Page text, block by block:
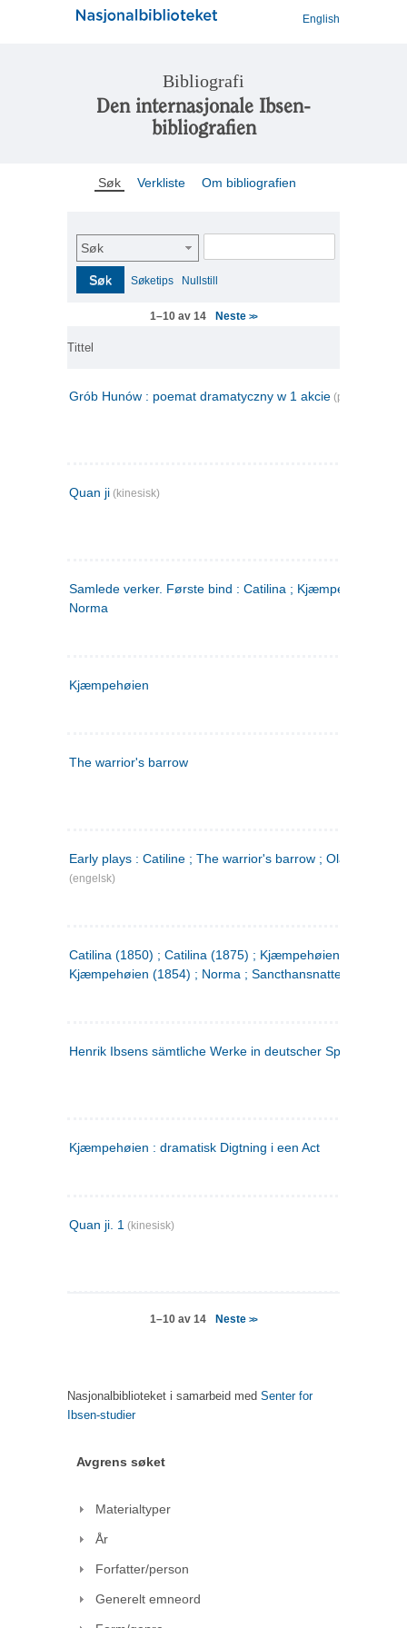
English
Bibliografi
Den internasjonale Ibsen-
bibliografien
Søk Verkliste Om bibliografien
Søk
Søk Søketips Nullstill
1–10 av 14 Neste>>
Tittel
Grób Hunów : poemat dramatyczny w 1 akcie (polsk)
Quan ji (kinesisk)
Samlede verker. Første bind : Catilina ; Kjæmpehøien ;
Norma
Kjæmpehøien
The warrior's barrow
Early plays : Catiline ; The warrior's barrow ; Olaf Liljekrans
(engelsk)
Catilina (1850) ; Catilina (1875) ; Kjæmpehøien (1850) ;
Kjæmpehøien (1854) ; Norma ; Sancthansnatten
Henrik Ibsens sämtliche Werke in deutscher Sprache. 2
Kjæmpehøien : dramatisk Digtning i een Act
Quan ji. 1 (kinesisk)
1–10 av 14 Neste>>
Nasjonalbiblioteket i samarbeid med Senter for
Ibsen-studier
Avgrens søket
Materialtyper
År
Forfatter/person
Generelt emneord